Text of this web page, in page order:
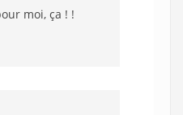
moi, ça ! !